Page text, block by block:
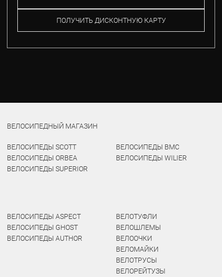
ПОЛУЧИТЬ ДИСКОНТНУЮ КАРТУ
ВЕЛОСИПЕДНЫЙ МАГАЗИН
ВЕЛОСИПЕДЫ SCOTT
ВЕЛОСИПЕДЫ ORBEA
ВЕЛОСИПЕДЫ SUPERIOR
ВЕЛОСИПЕДЫ BMC
ВЕЛОСИПЕДЫ WILIER
ВЕЛОСИПЕДЫ ASPECT
ВЕЛОСИПЕДЫ GHOST
ВЕЛОСИПЕДЫ AUTHOR
ВЕЛОТУФЛИ
ВЕЛОШЛЕМЫ
ВЕЛООЧКИ
ВЕЛОМАЙКИ
ВЕЛОТРУСЫ
ВЕЛОРЕЙТУЗЫ